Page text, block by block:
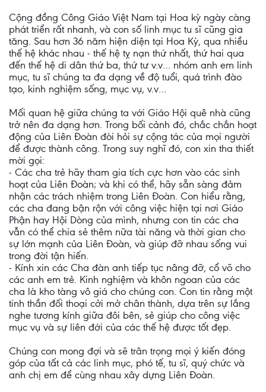
Cộng đồng Công Giáo Việt Nam tại Hoa kỳ ngày càng
phát triển rất nhanh, và con số linh mục tu sĩ cũng gia
tăng. Sau hơn 36 năm hiện diện tại Hoa Kỳ, qua nhiều
thế hệ khác nhau - thế hệ tỵ nạn thứ nhất, thứ hai qua
đến thế hệ di dân thứ ba, thứ tư v.v… nhóm anh em linh
mục, tu sĩ chúng ta đa dạng về độ tuổi, quá trình đào
tạo, kinh nghiệm sống, mục vụ, v.v…
Mối quan hệ giữa chúng ta với Giáo Hội quê nhà cũng
trở nên đa dạng hơn. Trong bối cảnh đó, chắc chắn hoạt
động của Liên Đoàn đòi hỏi sự cộng tác của mọi người
để được thành công. Trong suy nghĩ đó, con xin tha thiết
mời gọi:
- Các cha trẻ hãy tham gia tích cực hơn vào các sinh
hoạt của Liên Đoàn; và khi có thể, hãy sẵn sàng đảm
nhận các trách nhiệm trong Liên Đoàn. Con hiểu rằng,
các cha đang bận rộn với công việc hiện tại nơi Giáo
Phận hay Hội Dòng của mình, nhưng con tin các cha
vẫn có thể chia sẻ thêm nữa tài năng và thời gian cho
sự lớn mạnh của Liên Đoàn, và giúp đỡ nhau sống vui
trong đời tận hiến.
- Kính xin các Cha đàn anh tiếp tục nâng đỡ, cổ võ cho
các anh em trẻ. Kinh nghiệm và khôn ngoan của các
cha là kho tàng vô giá cho chúng con. Con tin rằng một
tinh thần đối thoại cởi mở chân thành, dựa trên sự lắng
nghe tương kính giữa đôi bên, sẻ giúp cho công việc
mục vụ và sự liên đới của các thế hệ được tốt đẹp.
Chúng con mong đợi và sẽ trân trọng mọi ý kiến đóng
góp của tất cả các linh mục, phó tế, tu sĩ, quý chức và
anh chị em để cùng nhau xây dựng Liên Đoàn.